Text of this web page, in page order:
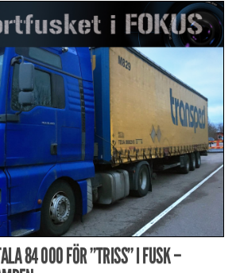
84 000 FÖR ”TRISS” I FUSK –